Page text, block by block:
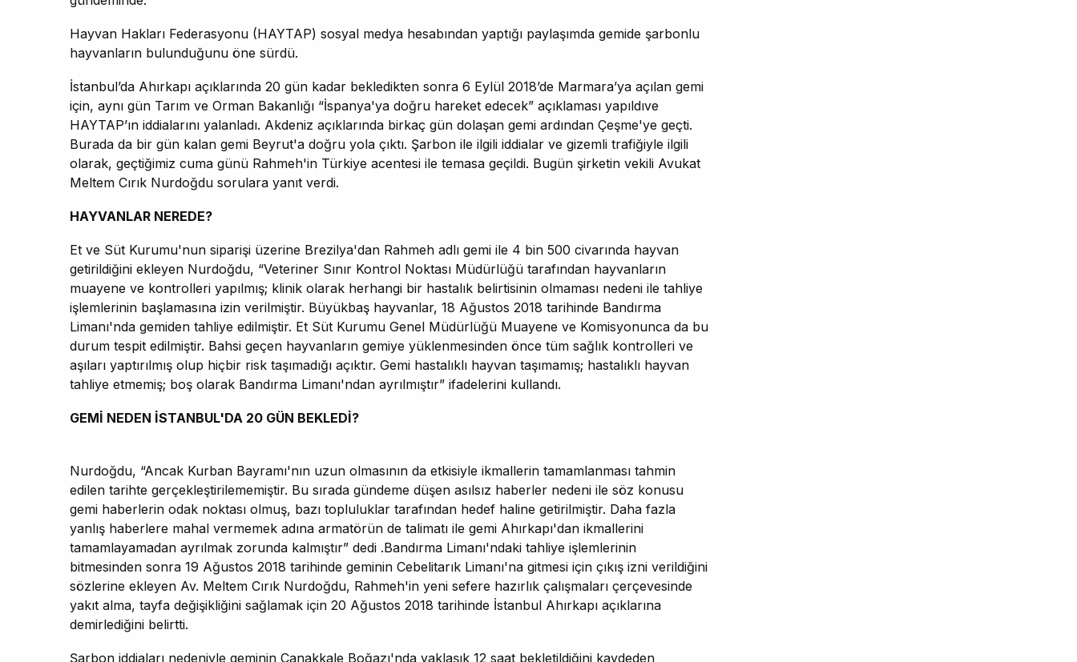
Hayvan Hakları Federasyonu (HAYTAP) sosyal medya hesabından yaptığı paylaşımda gemide şarbonlu
hayvanların bulunduğunu öne sürdü.
İstanbul’da Ahırkapı açıklarında 20 gün kadar bekledikten sonra 6 Eylül 2018’de Marmara’ya açılan gemi
için, aynı gün Tarım ve Orman Bakanlığı “İspanya'ya doğru hareket edecek” açıklaması yapıldıve
HAYTAP’ın iddialarını yalanladı. Akdeniz açıklarında birkaç gün dolaşan gemi ardından Çeşme'ye geçti.
Burada da bir gün kalan gemi Beyrut'a doğru yola çıktı. Şarbon ile ilgili iddialar ve gizemli trafiğiyle ilgili
olarak, geçtiğimiz cuma günü Rahmeh'in Türkiye acentesi ile temasa geçildi. Bugün şirketin vekili Avukat
Meltem Cırık Nurdoğdu sorulara yanıt verdi.
HAYVANLAR NEREDE?
Et ve Süt Kurumu'nun siparişi üzerine Brezilya'dan Rahmeh adlı gemi ile 4 bin 500 civarında hayvan
getirildiğini ekleyen Nurdoğdu, “Veteriner Sınır Kontrol Noktası Müdürlüğü tarafından hayvanların
muayene ve kontrolleri yapılmış; klinik olarak herhangi bir hastalık belirtisinin olmaması nedeni ile tahliye
işlemlerinin başlamasına izin verilmiştir. Büyükbaş hayvanlar, 18 Ağustos 2018 tarihinde Bandırma
Limanı'nda gemiden tahliye edilmiştir. Et Süt Kurumu Genel Müdürlüğü Muayene ve Komisyonunca da bu
durum tespit edilmiştir. Bahsi geçen hayvanların gemiye yüklenmesinden önce tüm sağlık kontrolleri ve
aşıları yaptırılmış olup hiçbir risk taşımadığı açıktır. Gemi hastalıklı hayvan taşımamış; hastalıklı hayvan
tahliye etmemiş; boş olarak Bandırma Limanı'ndan ayrılmıştır” ifadelerini kullandı.
GEMİ NEDEN İSTANBUL'DA 20 GÜN BEKLEDİ?
Nurdoğdu, “Ancak Kurban Bayramı'nın uzun olmasının da etkisiyle ikmallerin tamamlanması tahmin
edilen tarihte gerçekleştirilememiştir. Bu sırada gündeme düşen asılsız haberler nedeni ile söz konusu
gemi haberlerin odak noktası olmuş, bazı topluluklar tarafından hedef haline getirilmiştir. Daha fazla
yanlış haberlere mahal vermemek adına armatörün de talimatı ile gemi Ahırkapı'dan ikmallerini
tamamlayamadan ayrılmak zorunda kalmıştır” dedi .Bandırma Limanı'ndaki tahliye işlemlerinin
bitmesinden sonra 19 Ağustos 2018 tarihinde geminin Cebelitarık Limanı'na gitmesi için çıkış izni verildiğini
sözlerine ekleyen Av. Meltem Cırık Nurdoğdu, Rahmeh'in yeni sefere hazırlık çalışmaları çerçevesinde
yakıt alma, tayfa değişikliğini sağlamak için 20 Ağustos 2018 tarihinde İstanbul Ahırkapı açıklarına
demirlediğini belirtti.
Şarbon iddiaları nedeniyle geminin Çanakkale Boğazı'nda yaklaşık 12 saat bekletildiğini kaydeden